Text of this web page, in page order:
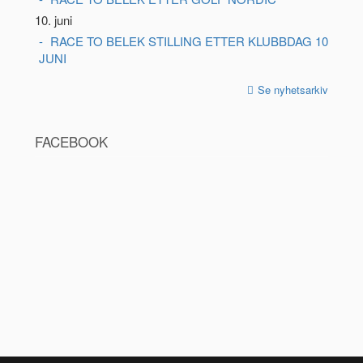
10. juni
RACE TO BELEK STILLING ETTER KLUBBDAG 10
JUNI
Se nyhetsarkiv
FACEBOOK